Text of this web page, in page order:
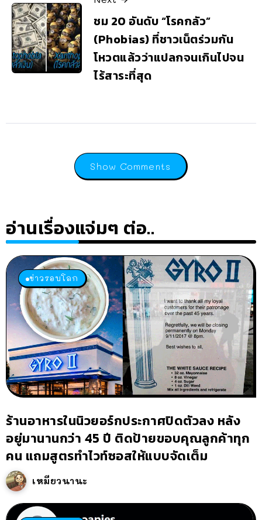
ชม 20 อันดับ “โรคกลัว”
(Phobias) ที่ชาวเน็ตร่วมกัน
โหวตแล้วว่าแปลกจนเกินไปจน
ไร้สาระที่สุด
Show Comments
อ่านเรื่องแจ่มๆ ต่อ..
ข่าวรอบโลก
ร้านอาหารในนิวยอร์กประกาศปิดตัวลง หลัง
อยู่มานานกว่า 45 ปี ติดป้ายขอบคุณลูกค้าทุก
คน แถมสูตรทำไวท์ซอสให้แบบจัดเต็ม
เหมียวนานะ